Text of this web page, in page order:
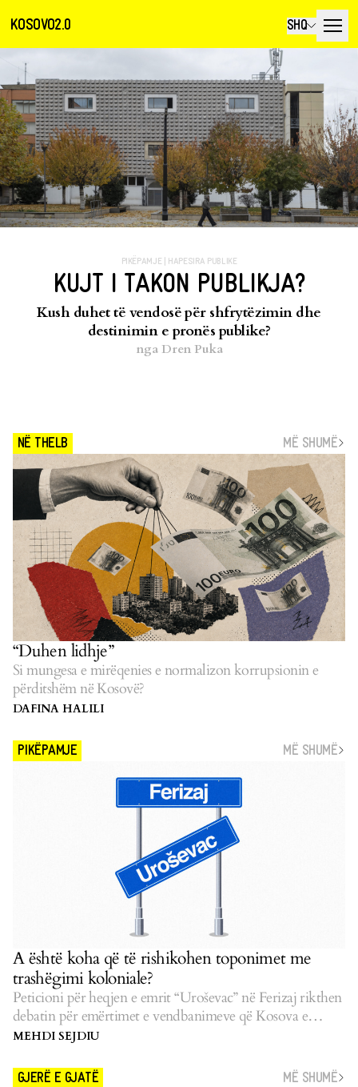
KOSOVO2.0 SHQ
PIKËPAMJE HAPESIRA PUBLIKE
KUJT I TAKON PUBLIKJA?
Kush duhet të vendosë për shfrytëzimin dhe
destinimin e pronës publike?
nga Dren Puka
NË THELB MË SHUMË
“Duhen lidhje”
Si mungesa e mirëqenies e normalizon korrupsionin e
përditshëm në Kosovë?
DAFINA HALILI
PIKËPAMJE MË SHUMË
A është koha që të rishikohen toponimet me
trashëgimi koloniale?
Peticioni për heqjen e emrit “Uroševac” në Ferizaj rikthen
debatin për emërtimet e vendbanimeve që Kosova e
pasluftës i la të pazgjidhura.
MEHDI SEJDIU
GJERË E GJATË MË SHUMË